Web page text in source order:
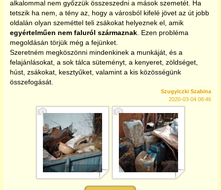
2024
2025
alkalommal nem győzzük összeszedni a mások szemetét. Ha
tetszik ha nem, a tény az, hogy a városból kifelé jövet az út jobb
oldalán olyan szeméttel teli zsákokat helyeznek el, amik
egyértelműen nem faluról származnak. Ezen probléma
megoldásán törjük még a fejünket.
Szeretném megköszönni mindenkinek a munkáját, és a
felajánlásokat, a sok tálca süteményt, a kenyeret, zöldséget,
húst, zsákokat, kesztyűket, valamint a kis közösségünk
összefogását.
Szugyiczki Szabina
2020-03-04 08:46
1 2